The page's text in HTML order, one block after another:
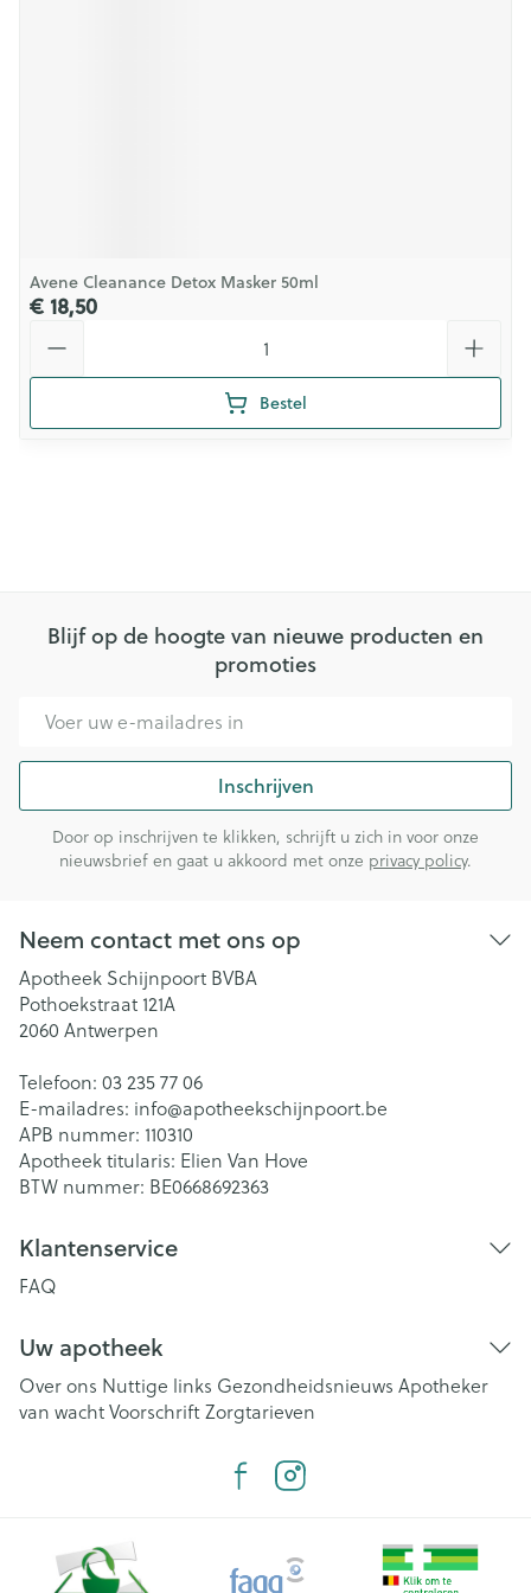
Avene Cleanance Detox Masker 50ml
€ 18,50
Bestel
Blijf op de hoogte van nieuwe producten en
promoties
Inschrijven
Door op inschrijven te klikken, schrijft u zich in voor onze
nieuwsbrief en gaat u akkoord met onze privacy policy.
Neem contact met ons op
Apotheek Schijnpoort BVBA
Pothoekstraat 121A
2060 Antwerpen
Telefoon: 03 235 77 06
E-mailadres: info@apotheekschijnpoort.be
APB nummer: 110310
Apotheek titularis: Elien Van Hove
BTW nummer: BE0668692363
Klantenservice
FAQ
Uw apotheek
Over ons Nuttige links Gezondheidsnieuws Apotheker
van wachtVoorschriftZorgtarieven